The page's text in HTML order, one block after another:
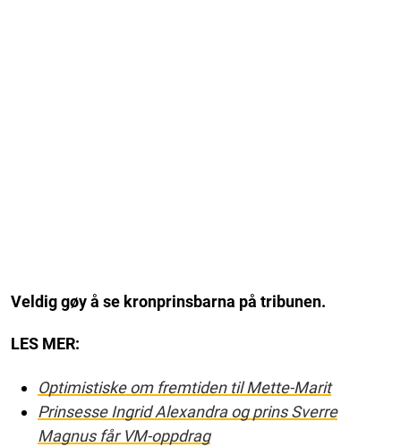
Veldig gøy å se kronprinsbarna på tribunen.
LES MER:
Optimistiske om fremtiden til Mette-Marit
Prinsesse Ingrid Alexandra og prins Sverre
Magnus får VM-oppdrag